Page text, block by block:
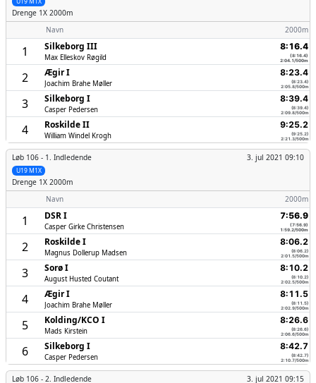
Drenge 1X 2000m
Navn
2000m
1 Silkeborg III
Max Elleskov Røgild
8:16.4
(8:16.4)
2:04.1/500m
2 Ægir I
Joachim Brahe Møller
8:23.4
(8:23.4)
2:05.8/500m
3 Silkeborg I
Casper Pedersen
8:39.4
(8:39.4)
2:09.8/500m
4 Roskilde II
William Windel Krogh
9:25.2
(9:25.2)
2:21.3/500m
Løb 106 - 1. Indledende 3. jul 2021 09:10
U19 M1X
Drenge 1X 2000m
Navn
2000m
1 DSR I
Casper Girke Christensen
7:56.9
(7:56.9)
1:59.2/500m
2 Roskilde I
Magnus Dollerup Madsen
8:06.2
(8:06.2)
2:01.5/500m
3 Sorø I
August Husted Coutant
8:10.2
(8:10.2)
2:02.5/500m
4 Ægir I
Joachim Brahe Møller
8:11.5
(8:11.5)
2:02.9/500m
5 Kolding/­KCO I
Mads Kirstein
8:26.6
(8:26.6)
2:06.6/500m
6 Silkeborg I
Casper Pedersen
8:42.7
(8:42.7)
2:10.7/500m
Løb 106 - 2. Indledende 3. jul 2021 09:15